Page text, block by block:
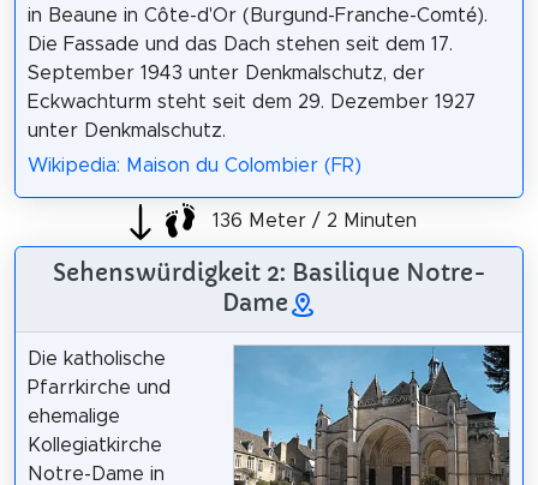
in Beaune in Côte-d'Or (Burgund-Franche-Comté).
Die Fassade und das Dach stehen seit dem 17.
September 1943 unter Denkmalschutz, der
Eckwachturm steht seit dem 29. Dezember 1927
unter Denkmalschutz.
Wikipedia: Maison du Colombier (FR)
136 Meter / 2 Minuten
Sehenswürdigkeit 2: Basilique Notre-
Dame
Die katholische
Pfarrkirche und
ehemalige
Kollegiatkirche
Notre-Dame in